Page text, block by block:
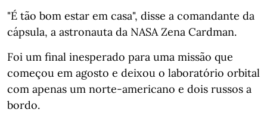
"É tão bom estar em casa", disse a comandante da
cápsula, a astronauta da NASA Zena Cardman.
Foi um final inesperado para uma missão que
começou em agosto e deixou o laboratório orbital
com apenas um norte-americano e dois russos a
bordo.